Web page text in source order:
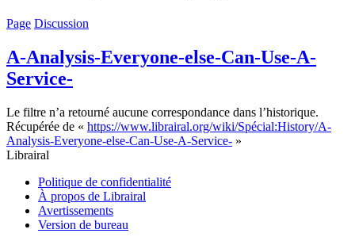
Page Discussion
A-Analysis-Everyone-else-Can-Use-A-
Service-
Le filtre n’a retourné aucune correspondance dans l’historique.
Récupérée de « https://www.librairal.org/wiki/Spécial:History/A-
Analysis-Everyone-else-Can-Use-A-Service- »
Librairal
Politique de confidentialité
À propos de Librairal
Avertissements
Version de bureau